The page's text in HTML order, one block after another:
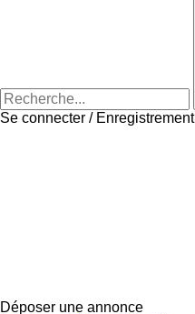
Se connecter / Enregistrement
Déposer une annonce